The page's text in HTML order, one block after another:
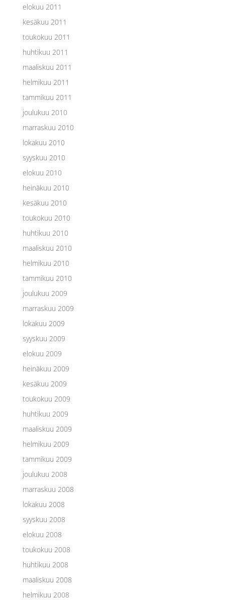
elokuu 2011
kesäkuu 2011
toukokuu 2011
huhtikuu 2011
maaliskuu 2011
helmikuu 2011
tammikuu 2011
joulukuu 2010
marraskuu 2010
lokakuu 2010
syyskuu 2010
elokuu 2010
heinäkuu 2010
kesäkuu 2010
toukokuu 2010
huhtikuu 2010
maaliskuu 2010
helmikuu 2010
tammikuu 2010
joulukuu 2009
marraskuu 2009
lokakuu 2009
syyskuu 2009
elokuu 2009
heinäkuu 2009
kesäkuu 2009
toukokuu 2009
huhtikuu 2009
maaliskuu 2009
helmikuu 2009
tammikuu 2009
joulukuu 2008
marraskuu 2008
lokakuu 2008
syyskuu 2008
elokuu 2008
toukokuu 2008
huhtikuu 2008
maaliskuu 2008
helmikuu 2008